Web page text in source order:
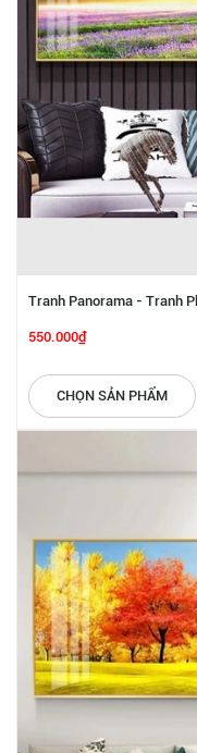
Tranh Panorama - Tranh
550.000₫
CHỌN SẢN PHẨM